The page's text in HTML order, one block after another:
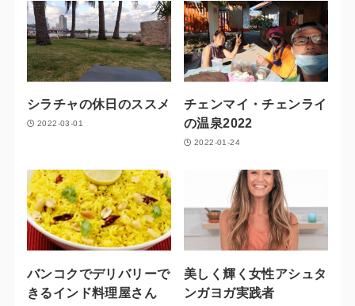
シラチャの休日のススメ
2022-03-01
チェンマイ・チェンライ
の温泉2022
2022-01-24
バンコクでデリバリーで
きるインド料理屋さん
美しく輝く女性アシュタ
ンガヨガ実践者